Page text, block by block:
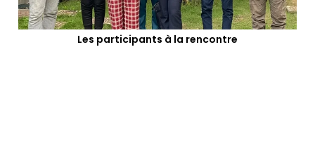
Les participants à la rencontre